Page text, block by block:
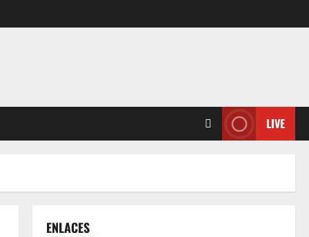
LIVE
ENLACES